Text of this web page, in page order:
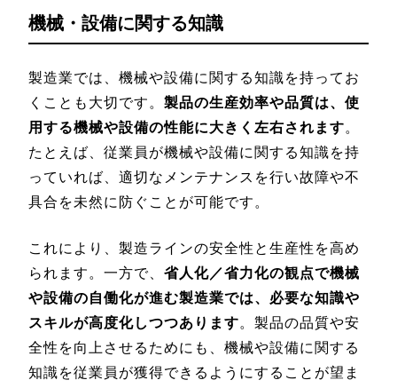
機械・設備に関する知識
製造業では、機械や設備に関する知識を持ってお
くことも大切です。 製品の生産効率や品質は、使
用する機械や設備の性能に大きく左右されます。
たとえば、従業員が機械や設備に関する知識を持
っていれば、適切なメンテナンスを行い故障や不
具合を未然に防ぐことが可能です。
これにより、製造ラインの安全性と生産性を高め
られます。一方で、 省人化／省力化の観点で機械
や設備の自働化が進む製造業では、必要な知識や
スキルが高度化しつつあります。製品の品質や安
全性を向上させるためにも、機械や設備に関する
知識を従業員が獲得できるようにすることが望ま